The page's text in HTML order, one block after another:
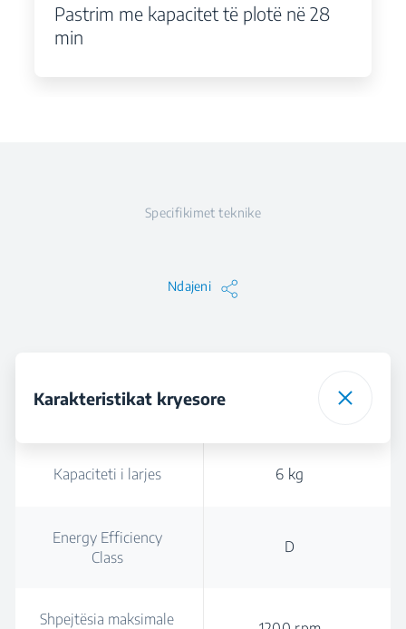
Pastrim me kapacitet të plotë në 28
min
Specifikimet teknike
Ndajeni
Karakteristikat kryesore
Kapaciteti i larjes 6 kg
Energy Efficiency
Class
D
Shpejtësia maksimale